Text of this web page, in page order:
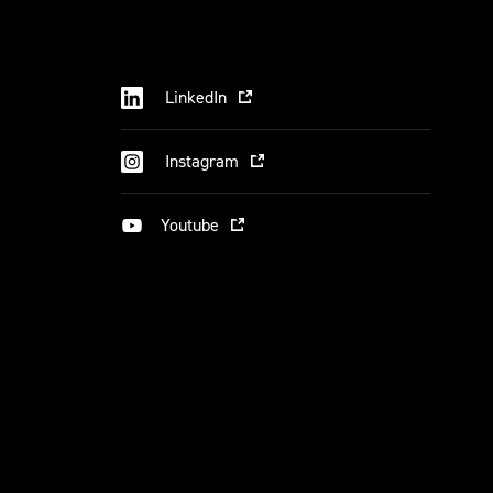
LinkedIn
Instagram
Youtube